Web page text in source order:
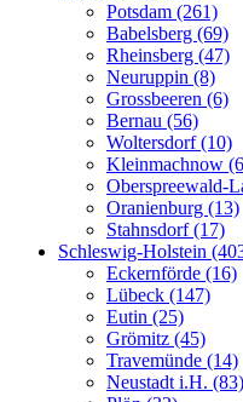
Potsdam (261)
Babelsberg (69)
Rheinsberg (47)
Neuruppin (8)
Grossbeeren (6)
Bernau (56)
Woltersdorf (10)
Kleinmachnow
Oberspreewald-
Oranienburg (13)
Stahnsdorf (17)
Schleswig-Holstein
Eckernförde (16)
Lübeck (147)
Eutin (25)
Grömitz (45)
Travemünde (14)
Neustadt i.H. (83)